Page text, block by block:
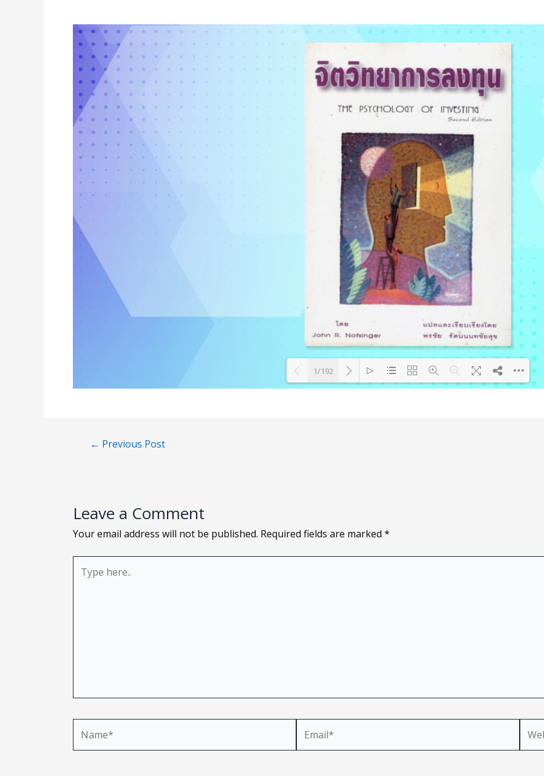
1/192
← Previous Post
Leave a Comment
Your email address will not be published. Required fields are marked *
here..